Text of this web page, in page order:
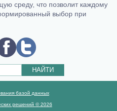
среду, что позволит каждому
выбор при
НАЙТИ
базой данных
решений © 2026